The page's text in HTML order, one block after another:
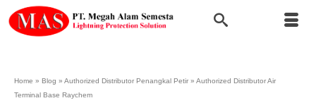
Home » Blog » Authorized Distributor Penangkal Petir » Authorized Distributor Air
Terminal Base Raychem